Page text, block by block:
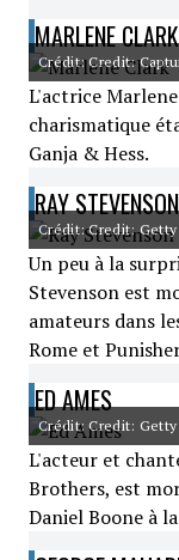
MARLENE CLARK
Crédit: Credit:
L'actrice
charismatique
Ganja & Hess.
RAY STEVENSON
Crédit: Credit: Getty
Un peu à la
Stevenson est
amateurs dans
Rome et
ED AMES
Crédit: Credit: Getty
L'acteur et
Brothers, est
Daniel Boone à